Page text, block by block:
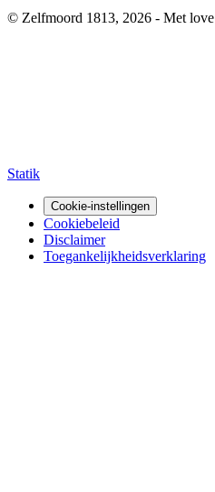
© Zelfmoord 1813, 2026 - Met love
Statik
Cookie-instellingen
Cookiebeleid
Disclaimer
Toegankelijkheidsverklaring